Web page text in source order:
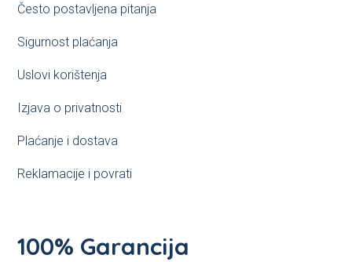
Često postavljena pitanja
Sigurnost plaćanja
Uslovi korištenja
Izjava o privatnosti
Plaćanje i dostava
Reklamacije i povrati
100% Garancija